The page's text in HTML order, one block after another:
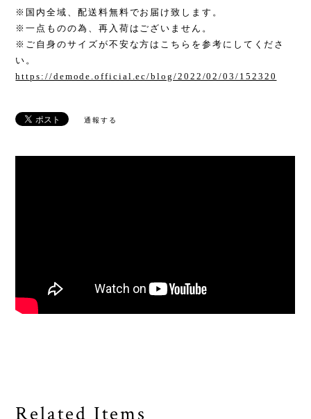
※国内全域、配送料無料でお届け致します。
※一点ものの為、再入荷はございません。
※ご自身のサイズが不安な方はこちらを参考にしてくださ
い。
https://demode.official.ec/blog/2022/02/03/152320
通報する
Related Items